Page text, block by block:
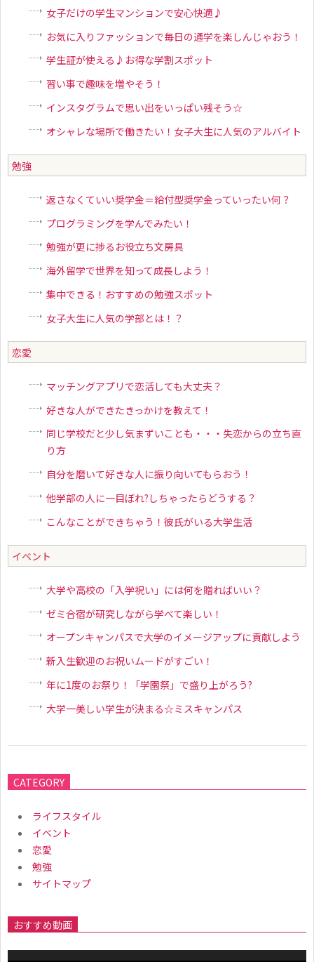
女子だけの学生マンションで安心快適♪
お気に入りファッションで毎日の通学を楽しんじゃおう！
学生証が使える♪お得な学割スポット
習い事で趣味を増やそう！
インスタグラムで思い出をいっぱい残そう☆
オシャレな場所で働きたい！女子大生に人気のアルバイト
勉強
返さなくていい奨学金＝給付型奨学金っていったい何？
プログラミングを学んでみたい！
勉強が更に捗るお役立ち文房具
海外留学で世界を知って成長しよう！
集中できる！おすすめの勉強スポット
女子大生に人気の学部とは！？
恋愛
マッチングアプリで恋活しても大丈夫？
好きな人ができたきっかけを教えて！
同じ学校だと少し気まずいことも・・・失恋からの立ち直
り方
自分を磨いて好きな人に振り向いてもらおう！
他学部の人に一目ぼれ?しちゃったらどうする？
こんなことができちゃう！彼氏がいる大学生活
イベント
大学や高校の「入学祝い」には何を贈ればいい？
ゼミ合宿が研究しながら学べて楽しい！
オープンキャンパスで大学のイメージアップに貢献しよう
新入生歓迎のお祝いムードがすごい！
年に1度のお祭り！「学園祭」で盛り上がろう?
大学一美しい学生が決まる☆ミスキャンパス
07CATEGORY
ライフスタイル
イベント
恋愛
勉強
サイトマップ
おすすめ動画
動